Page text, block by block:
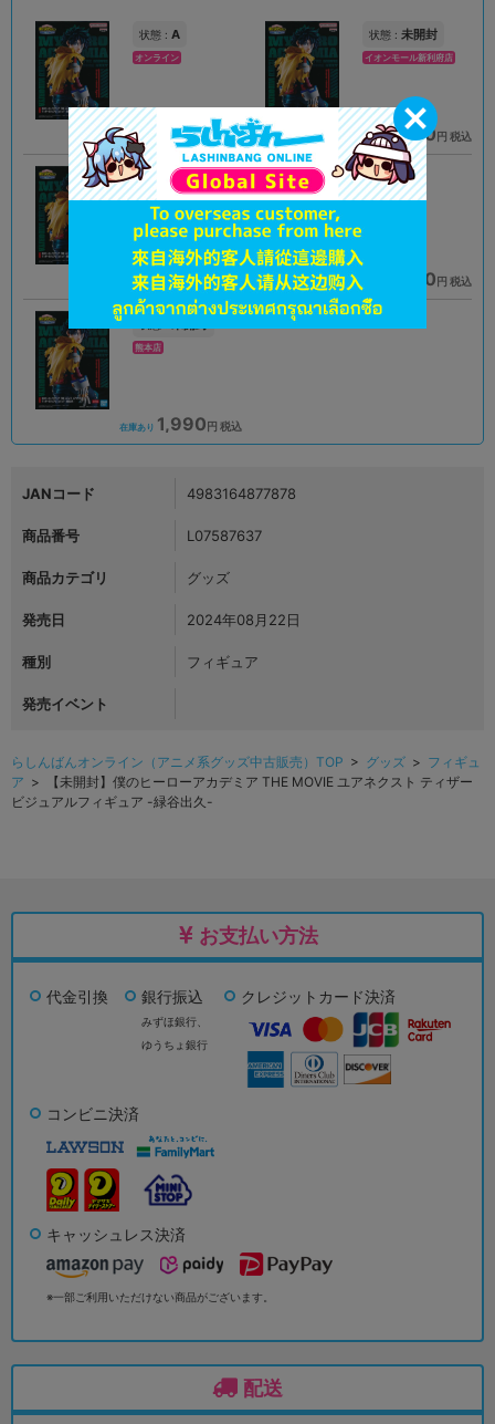
状態 : A
オンライン
在庫あり 1,990円 税込
状態 : 未開封
イオンモール新利府店
在庫あり 2,290円 税込
状態 :B
所沢店
在庫あり 1,690円 税込
状態 :B
大宮店
在庫あり 1,890円 税込
熊本店
在庫あり 1,990円 税込
JANコード 4983164877878
商品番号 L07587637
商品カテゴリ グッズ
発売日 2024年08月22日
種別 フィギュア
発売イベント
らしんばんオンライン（アニメ系グッズ中古販売）TOP > グッズ > フィギュ
ア > 【未開封】僕のヒーローアカデミア THE MOVIE ユアネクスト ティザー
ビジュアルフィギュア -緑谷出久-
お支払い方法
代金引換 銀行振込
みずほ銀行、
ゆうちょ銀行
クレジットカード決済
コンビニ決済
キャッシュレス決済
※一部ご利用いただけない商品がございます。
配送